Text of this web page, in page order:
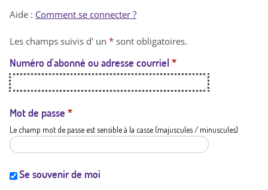
t
a
t
i
Aide : Comment se connecter ?
Les champs suivis d' un * sont obligatoires.
Numéro d'abonné ou adresse courriel *
Mot de passe *
Le champ mot de passe est sensible à la casse (majuscules / minuscules)
Se souvenir de moi